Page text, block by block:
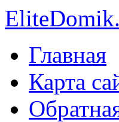
Главная
Карта